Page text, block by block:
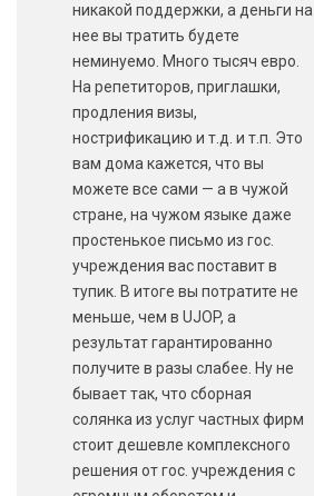
никакой поддержки, а деньги на
нее вы тратить будете
неминуемо. Много тысяч евро.
На репетиторов, приглашки,
продления визы,
нострификацию и т.д. и т.п. Это
вам дома кажется, что вы
можете все сами — а в чужой
стране, на чужом языке даже
простенькое письмо из гос.
учреждения вас поставит в
тупик. В итоге вы потратите не
меньше, чем в UJOP, а
результат гарантированно
получите в разы слабее. Ну не
бывает так, что сборная
солянка из услуг частных фирм
стоит дешевле комплексного
решения от гос. учреждения с